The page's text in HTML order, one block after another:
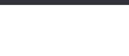
服务条款